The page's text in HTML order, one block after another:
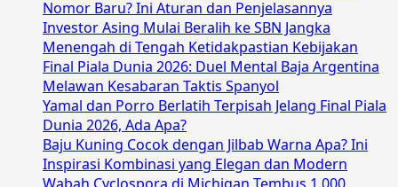
Nomor Baru? Ini Aturan dan Penjelasannya
Investor Asing Mulai Beralih ke SBN Jangka
Menengah di Tengah Ketidakpastian Kebijakan
Final Piala Dunia 2026: Duel Mental Baja Argentina
Melawan Kesabaran Taktis Spanyol
Yamal dan Porro Berlatih Terpisah Jelang Final Piala
Dunia 2026, Ada Apa?
Baju Kuning Cocok dengan Jilbab Warna Apa? Ini
Inspirasi Kombinasi yang Elegan dan Modern